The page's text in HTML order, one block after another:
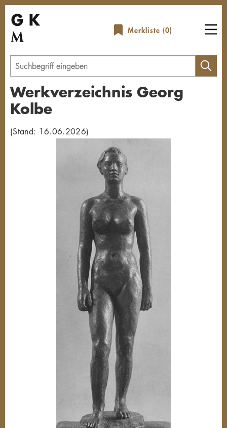
Direkt
zum
Inhalt
Merkliste (0)
Geben
Sie
einen
Suchbegriff
Werkverzeichnis Georg
Kolbe
(Stand: 16.06.2026)